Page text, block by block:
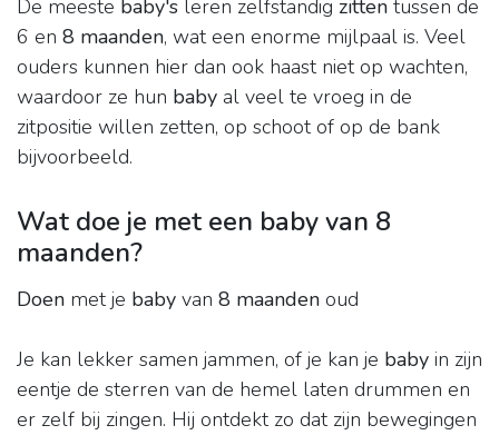
De meeste baby's leren zelfstandig zitten tussen de
6 en 8 maanden, wat een enorme mijlpaal is. Veel
ouders kunnen hier dan ook haast niet op wachten,
waardoor ze hun baby al veel te vroeg in de
zitpositie willen zetten, op schoot of op de bank
bijvoorbeeld.
Wat doe je met een baby van 8
maanden?
Doen met je baby van 8 maanden oud
Je kan lekker samen jammen, of je kan je baby in zijn
eentje de sterren van de hemel laten drummen en
er zelf bij zingen. Hij ontdekt zo dat zijn bewegingen